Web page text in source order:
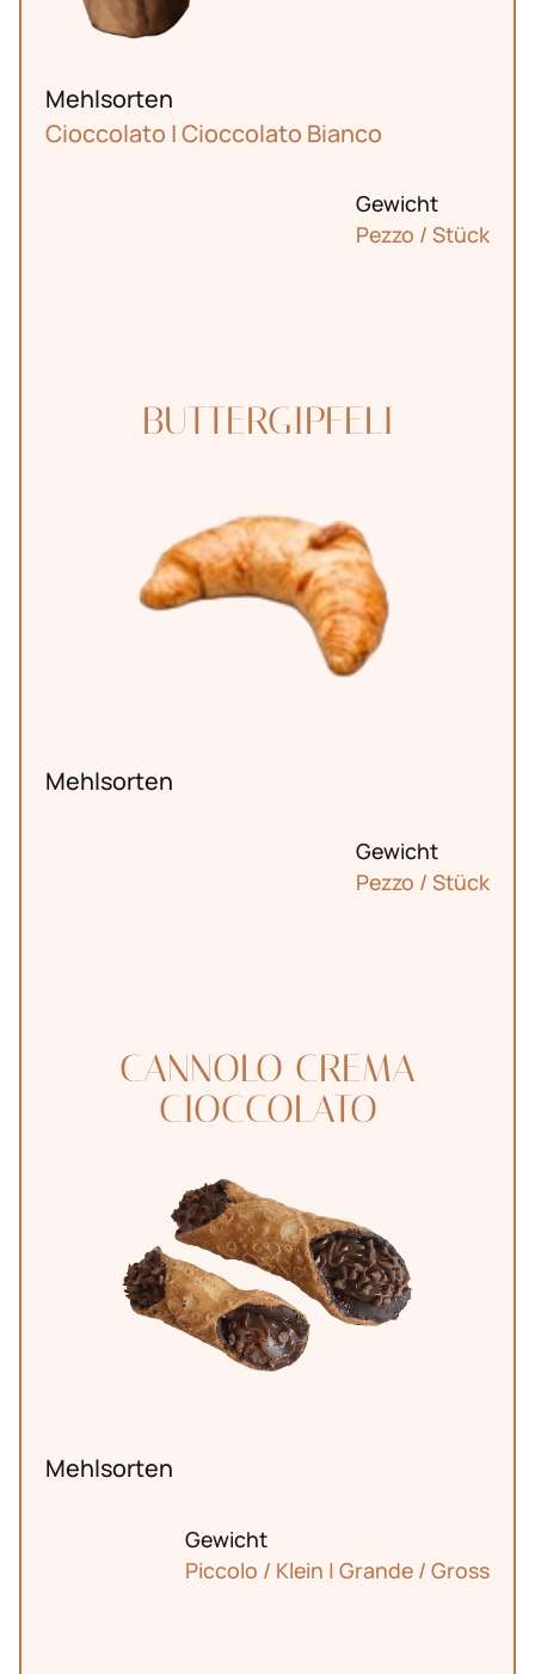
Mehlsorten
Cioccolato | Cioccolato Bianco
Gewicht
Pezzo / Stück
Mehlsorten
BUTTERGIPFELI
Gewicht
Pezzo / Stück
Mehlsorten
CANNOLO CREMA
CIOCCOLATO
Gewicht
Piccolo / Klein | Grande / Gross